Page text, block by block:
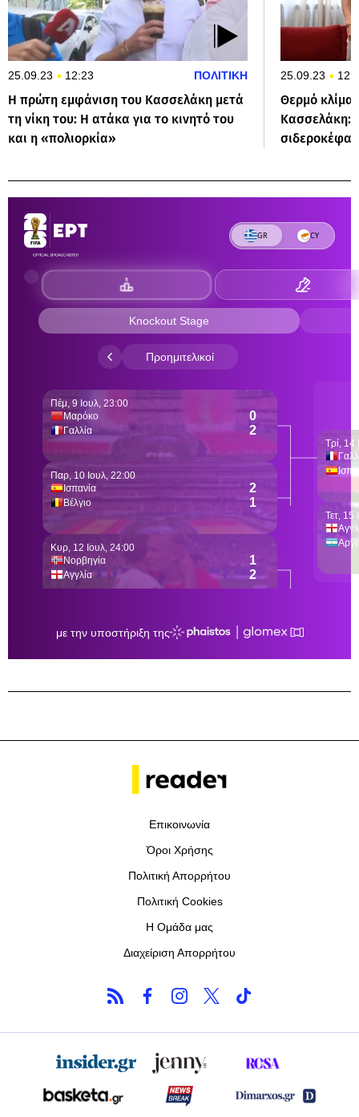
25.09.23 12:23 ΠΟΛΙΤΙΚΗ
Η πρώτη εμφάνιση του Κασσελάκη μετά
τη νίκη του: Η ατάκα για το κινητό του
και η «πολιορκία»
25.09.23
Θερμό κλίμα
Κασσελάκη:
Επικοινωνία
Όροι Χρήσης
Πολιτική Απορρήτου
Πολιτική Cookies
Η Ομάδα μας
Διαχείριση Απορρήτου